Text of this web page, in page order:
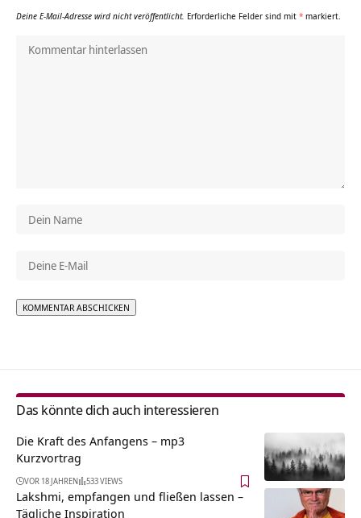
Deine E-Mail-Adresse wird nicht veröffentlicht. Erforderliche Felder sind mit * markiert.
Das könnte dich auch interessieren
Die Kraft des Anfangens – mp3
Kurzvortrag
VOR 18 JAHREN 533 VIEWS
Lakshmi, empfangen und fließen lassen –
Tägliche Inspiration